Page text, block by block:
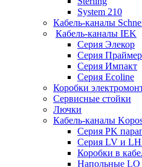
System 210
Кабель-каналы
Кабель-каналы IEK
Серия Элекор
Серия Праймер
Серия Импакт
Серия Ecoline
Коробки
Сервисные стойки
Лючки
Кабель-каналы
Серия PK
Серия LV и
Коробки в
Напольные LO